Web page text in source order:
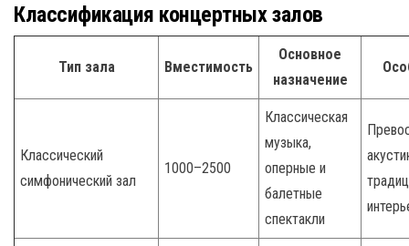
Классификация концертных залов
Тип зала Вместимость
Основное
назначение
Классический
симфонический зал
1000–2500
Классическая
музыка,
оперные и
балетные
спектакли